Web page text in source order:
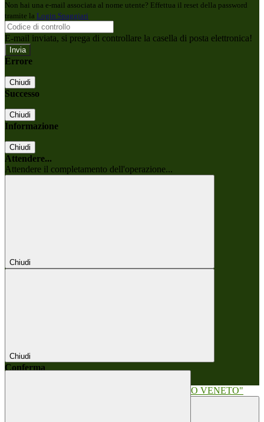
Non hai una e-mail associata al nome utente? Effettua il reset della password
tramite la Login Spaggiari
E-mail inviata, si prega di controllare la casella di posta elettronica!
Errore
Chiudi
Successo
Chiudi
Informazione
Chiudi
Attendere...
Attendere il completamento dell'operazione...
Chiudi
Chiudi
Conferma